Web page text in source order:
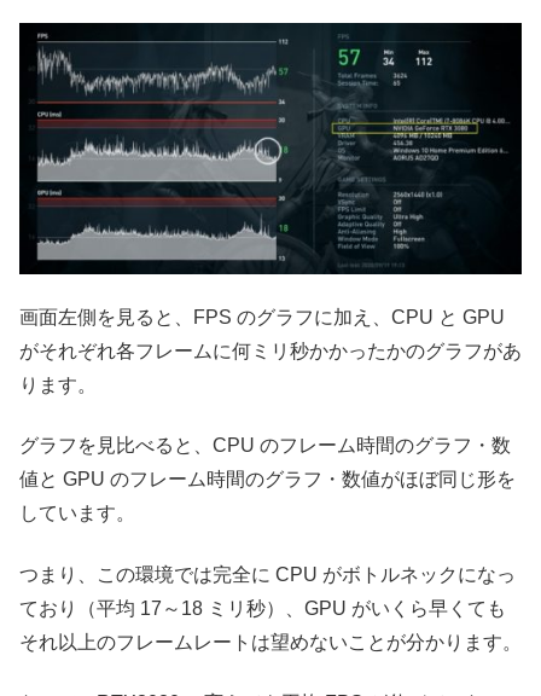
画面左側を見ると、FPS のグラフに加え、CPU と GPU
がそれぞれ各フレームに何ミリ秒かかったかのグラフがあ
ります。
グラフを見比べると、CPU のフレーム時間のグラフ・数
値と GPU のフレーム時間のグラフ・数値がほぼ同じ形を
しています。
つまり、この環境では完全に CPU がボトルネックになっ
ており（平均 17～18 ミリ秒）、GPU がいくら早くても
それ以上のフレームレートは望めないことが分かります。